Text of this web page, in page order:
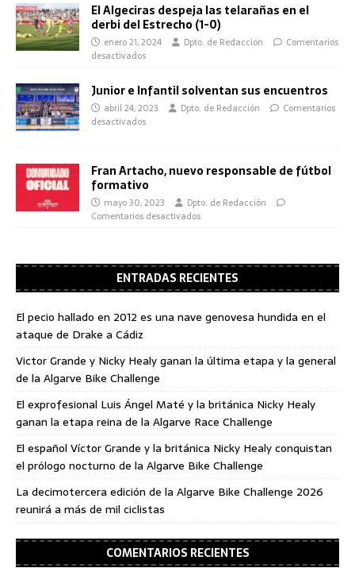
El Algeciras despeja las telarañas en el
derbi del Estrecho (1-0)
enero 21, 2024 Dpto. de Redacción
Comentarios
desactivados
Junior e Infantil solventan sus encuentros
abril 24, 2023 Dpto. de Redacción
Comentarios
desactivados
Fran Artacho, nuevo responsable de fútbol
formativo
mayo 30, 2023
Dpto. de Redacción
Comentarios desactivados
ENTRADAS RECIENTES
El pecio hallado en 2012 es una nave genovesa hundida en el
ataque de Drake a Cádiz
Victor Grande y Nicky Healy ganan la última etapa y la general
de la Algarve Bike Challenge
El exprofesional Luis Ángel Maté y la británica Nicky Healy
ganan la etapa reina de la Algarve Race Challenge
El español Víctor Grande y la británica Nicky Healy conquistan
el prólogo nocturno de la Algarve Bike Challenge
La decimotercera edición de la Algarve Bike Challenge 2026
reunirá a más de mil ciclistas
COMENTARIOS RECIENTES